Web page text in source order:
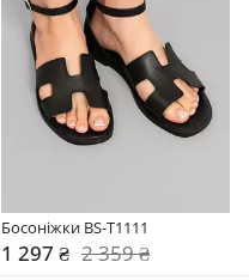
Босоніжки BS-T1111
1 297 ₴ 2 359 ₴